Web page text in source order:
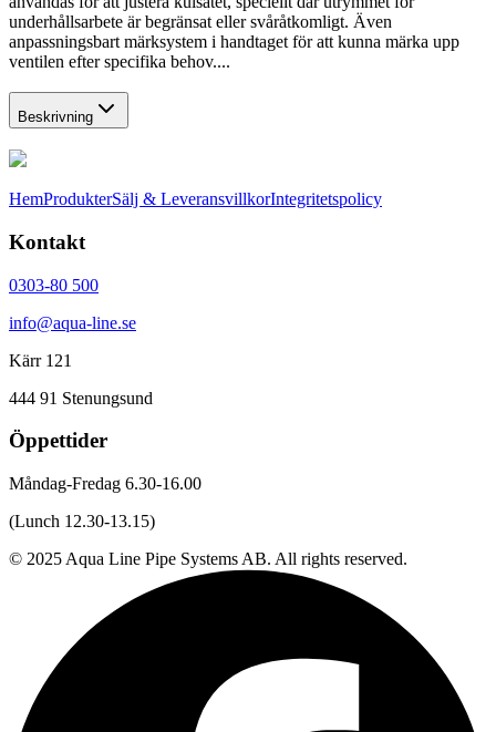
underhållsarbete är begränsat eller svåråtkomligt. Även
anpassningsbart märksystem i handtaget för att kunna märka upp
ventilen efter specifika behov....
Beskrivning
HemProdukterSälj & LeveransvillkorIntegritetspolicy
Kontakt
0303-80 500
info@aqua-line.se
Kärr 121
444 91 Stenungsund
Öppettider
Måndag-Fredag 6.30-16.00
(Lunch 12.30-13.15)
© 2025 Aqua Line Pipe Systems AB. All rights reserved.